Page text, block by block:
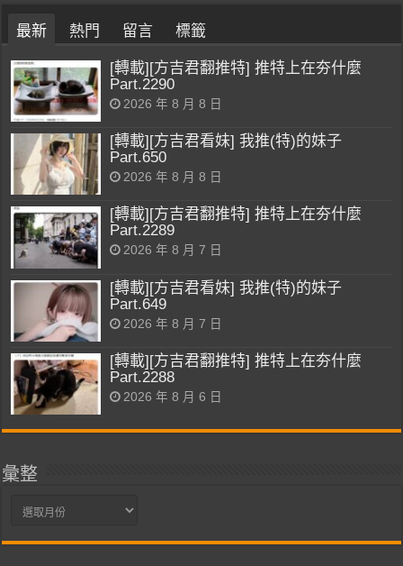
最新 熱門 留言 標籤
[轉載][方吉君翻推特] 推特上在夯什麼
Part.2290
2026 年 8 月 8 日
[轉載][方吉君看妹] 我推(特)的妹子
Part.650
2026 年 8 月 8 日
[轉載][方吉君翻推特] 推特上在夯什麼
Part.2289
2026 年 8 月 7 日
[轉載][方吉君看妹] 我推(特)的妹子
Part.649
2026 年 8 月 7 日
[轉載][方吉君翻推特] 推特上在夯什麼
Part.2288
2026 年 8 月 6 日
彙整
彙